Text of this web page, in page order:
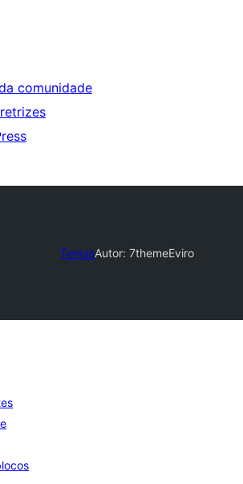
comunidade
TemasAutor: 7themeEviro